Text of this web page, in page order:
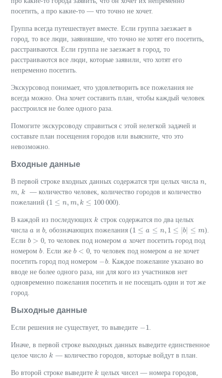
посетить, а про какие-то — что точно не хочет.
Группа всегда путешествует вместе. Если группа заезжает в
город, то все люди, заявившие, что точно не хотят его посетить,
расстраиваются. Если группа не заезжает в город, то
расстраиваются все люди, которые заявили, что хотят его
непременно посетить.
Экскурсовод понимает, что удовлетворить все пожелания не
всегда можно. Она хочет составить план, чтобы каждый человек
расстроился не более одного раза.
Помогите экскурсоводу справиться с этой нелегкой задачей и
составьте план посещения городов или выясните, что это
невозможно.
Входные данные
В первой строке входных данных содержатся три целых числа n
n ,
m
m ,k
k
— количество человек, количество городов и количество
пожеланий (1 ≤ n, m, k ≤ 100000
1 ≤n m, k≤100000 ).
В каждой из последующих k
k строк содержатся по два целых
числа a
a и b
b, обозначающих пожелания (1 ≤ a ≤ n, 1 ≤ |b| ≤ m
1 ≤a ≤n 1≤ |b| ≤m
).
Если b > 0
b >0 , то человек под номеромa
a хочет посетить город под
номером b
b. Если же b < 0
b<0 , то человек под номером a
a не хочет
посетить город под номером −b
−b. Каждое пожелание указано во
вводе не более одного раза, ни для кого из участников нет
одновременно пожелания посетить и не посещать один и тот же
город.
Выходные данные
Если решения не существует, то выведите −1
−1 .
Иначе, в первой строке выходных данных выведите единственное
целое число k
k — количество городов, которые войдут в план.
Во второй строке выведите k
k целых чисел — номера городов,